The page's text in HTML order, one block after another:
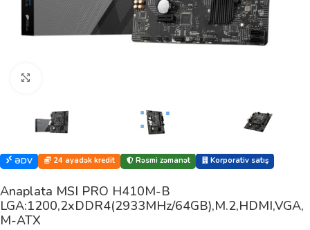
ƏDV 24 ayadək kredit Rəsmi zəmanət Korporativ satış
Anaplata MSI PRO H410M-B
LGA:1200,2xDDR4(2933MHz/64GB),M.2,HDMI,VGA,
M-ATX